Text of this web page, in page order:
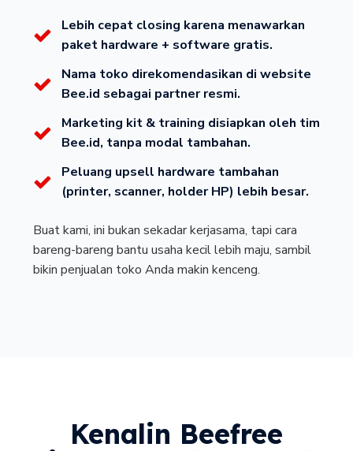
Lebih cepat closing karena menawarkan
paket hardware + software gratis.
Nama toko direkomendasikan di website
Bee.id sebagai partner resmi.
Marketing kit & training disiapkan oleh tim
Bee.id, tanpa modal tambahan.
Peluang upsell hardware tambahan
(printer, scanner, holder HP) lebih besar.
Buat kami, ini bukan sekadar kerjasama, tapi cara
bareng-bareng bantu usaha kecil lebih maju, sambil
bikin penjualan toko Anda makin kenceng.
Kenalin Beefree